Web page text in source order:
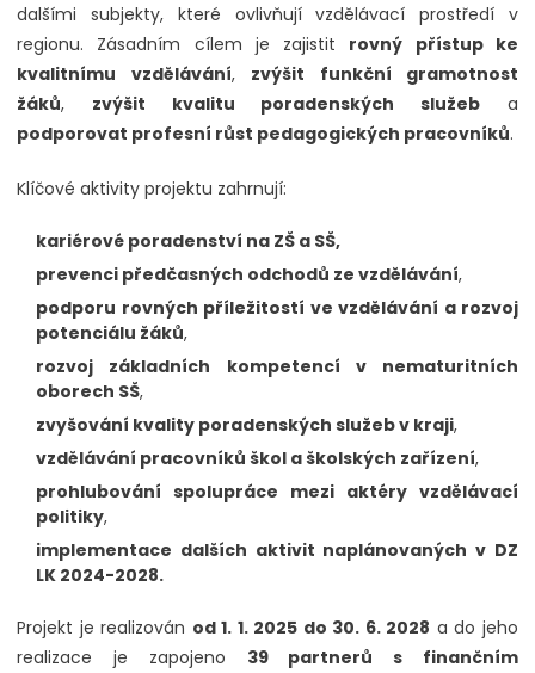
dalšími subjekty, které ovlivňují vzdělávací prostředí v
regionu. Zásadním cílem je zajistit rovný přístup ke
kvalitnímu vzdělávání, zvýšit funkční gramotnost
žáků, zvýšit kvalitu poradenských služeb a
podporovat profesní růst pedagogických pracovníků.
Klíčové aktivity projektu zahrnují:
kariérové poradenství na ZŠ a SŠ,
prevenci předčasných odchodů ze vzdělávání,
podporu rovných příležitostí ve vzdělávání a rozvoj
potenciálu žáků,
rozvoj základních kompetencí v nematuritních
oborech SŠ,
zvyšování kvality poradenských služeb v kraji,
vzdělávání pracovníků škol a školských zařízení,
prohlubování spolupráce mezi aktéry vzdělávací
politiky,
implementace dalších aktivit naplánovaných v DZ
LK 2024-2028.
Projekt je realizován od 1. 1. 2025 do 30. 6. 2028 a do jeho
realizace je zapojeno 39 partnerů s finančním